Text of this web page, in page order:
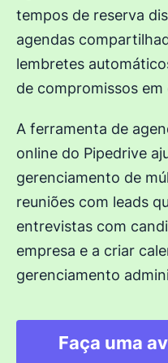
tempos de reserva
agendas
lembretes
de compromissos em
A ferramenta de
online do Pipedrive
gerenciamento de
reuniões com leads
entrevistas com
empresa e a criar
gerenciamento
Faça uma